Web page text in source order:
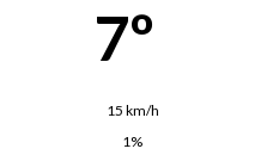
7º
15 km/h
1%